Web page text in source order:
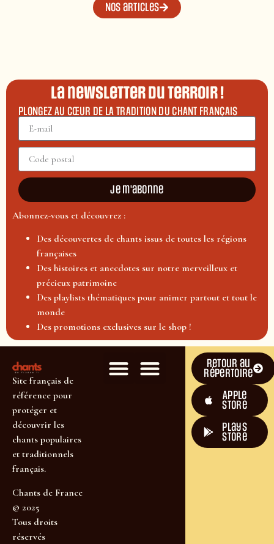
Nos articles
La newsletter du terroir !
PLONGEZ AU CŒUR DE LA TRADITION DU CHANT FRANÇAIS
Je m'abonne
Abonnez-vous et découvrez :
Des découvertes de chants issus de toutes les régions
françaises
Des histoires et anecdotes sur notre merveilleux et
précieux patrimoine
Des playlists thématiques pour animer partout et tout le
monde
Des promotions exclusives sur le shop !
Site français de
référence pour
protéger et
découvrir les
chants populaires
et traditionnels
français.
Chants de France
© 2025
Tous droits
réservés
Retour au
répertoire
Apple
Store
plays
store